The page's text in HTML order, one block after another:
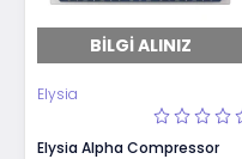
BILGI ALINIZ
Elysia
Elysia Alpha Compressor